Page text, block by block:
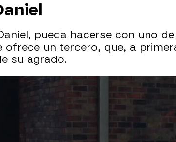
pueda hacerse con uno
un tercero, que, a
su agrado.